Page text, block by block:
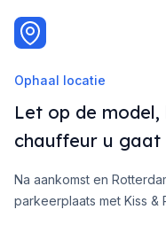
Ophaal locatie
Let op de
chauffeur u gaat
Na aankomst en
parkeerplaats met Kiss &